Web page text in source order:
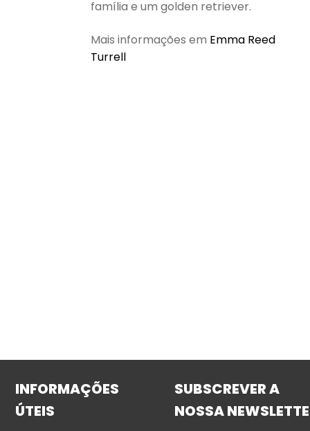
família e um golden retriever.
Mais informações em Emma Reed
Turrell
INFORMAÇÕES
ÚTEIS
SUBSCREVER A
NOSSA